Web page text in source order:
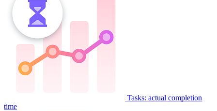
Tasks: actual completion
time